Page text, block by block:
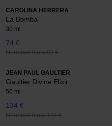
CAROLINA HERRERA
La Bomba
30 ml
74 €
Normaali hinta 83 €
JEAN PAUL GAULTIER
Gaultier Divine Elixir
50 ml
134 €
Normaali hinta 144 €